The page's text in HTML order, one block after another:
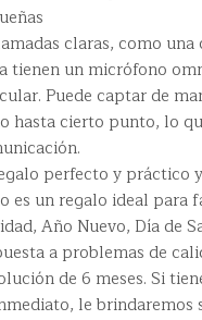
claras, como
tienen un micrófono
Puede captar de
hasta cierto punto, lo
perfecto y
es un regalo ideal para
Año Nuevo, Día de
a problemas de
de 6 meses. Si
le brindaremos